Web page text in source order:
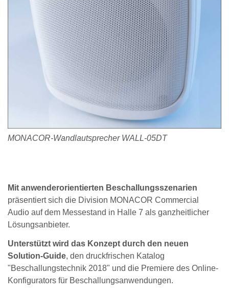
MONACOR-Wandlautsprecher WALL-05DT
Mit anwenderorientierten Beschallungsszenarien
präsentiert sich die Division MONACOR Commercial
Audio auf dem Messestand in Halle 7 als ganzheitlicher
Lösungsanbieter.
Unterstützt wird das Konzept durch den neuen
Solution-Guide, den druckfrischen Katalog
"Beschallungstechnik 2018" und die Premiere des Online-
Konfigurators für Beschallungsanwendungen.